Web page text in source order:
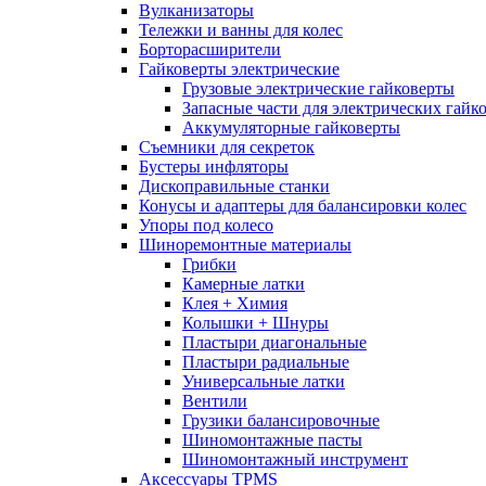
Вулканизаторы
Тележки и ванны для колес
Борторасширители
Гайковерты электрические
Грузовые электрические гайковерты
Запасные части для электрических
Аккумуляторные гайковерты
Съемники для секреток
Бустеры инфляторы
Дископравильные станки
Конусы и адаптеры для балансировки колес
Упоры под колесо
Шиноремонтные материалы
Грибки
Камерные латки
Клея + Химия
Колышки + Шнуры
Пластыри диагональные
Пластыри радиальные
Универсальные латки
Вентили
Грузики балансировочные
Шиномонтажные пасты
Шиномонтажный инструмент
Аксессуары TPMS